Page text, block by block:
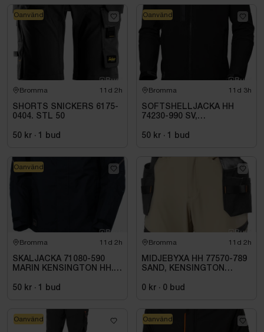
Bromma 11d 2h
SHORTS SNICKERS 6175-
0404. STL 50
50 kr · 1 bud
Oanvänd
Bromma 11d 3h
SOFTSHELLJACKA HH
74230-990 SV,
50 kr · 1 bud
Oanvänd
Bromma 11d 2h
SKALJACKA 71080-590
MARIN KENSINGTON HH.
50 kr · 1 bud
Oanvänd
Bromma 11d 2h
MIDJEBYXA HH 77570-789
SAND, KENSINGTON
0 kr · 0 bud
Oanvänd Oanvänd